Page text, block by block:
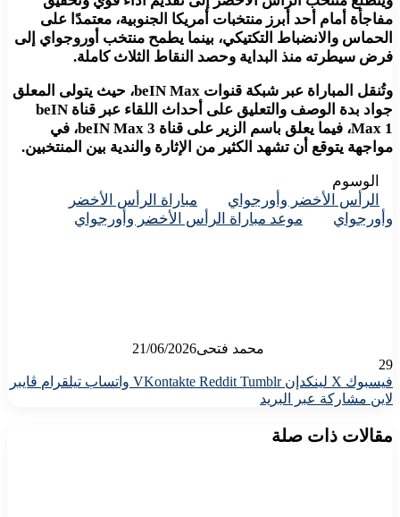
مفاجأة أمام أحد أبرز منتخبات أمريكا الجنوبية، معتمدًا على
الحماس والانضباط التكتيكي، بينما يطمح منتخب أوروجواي إلى
فرض سيطرته منذ البداية وحصد النقاط الثلاث كاملة.
وتُنقل المباراة عبر شبكة قنوات beIN Max، حيث يتولى المعلق
جواد بدة الوصف والتعليق على أحداث اللقاء عبر قناة beIN
Max 1، فيما يعلق باسم الزير على قناة beIN Max 3، في
مواجهة يتوقع أن تشهد الكثير من الإثارة والندية بين المنتخبين.
الوسوم
الرأس الأخضر وأورجواي
مباراة الرأس الأخضر
وأورجواي
موعد مباراة الرأس الأخضر وأورجواي
محمد فتحى21/06/2026
29
فيسبوك X لينكدإن واتساب تيلقرام ڤايبر
لاين مشاركة عبر البريد
مقالات ذات صلة